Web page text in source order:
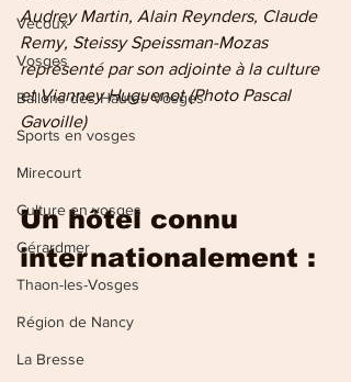
Vecoux
Vosges
Ballons des Hautes Vosges
Sports en vosges
Mirecourt
Culture en vosges
Gérardmer
Thaon-les-Vosges
Région de Nancy
La Bresse
Audrey Martin, Alain Reynders, Claude
Remy, Steissy Speissman-Mozas
représenté par son adjointe à la culture
et Vianney Huguenot (Photo Pascal
Gavoille)
Un hôtel connu
internationalement :